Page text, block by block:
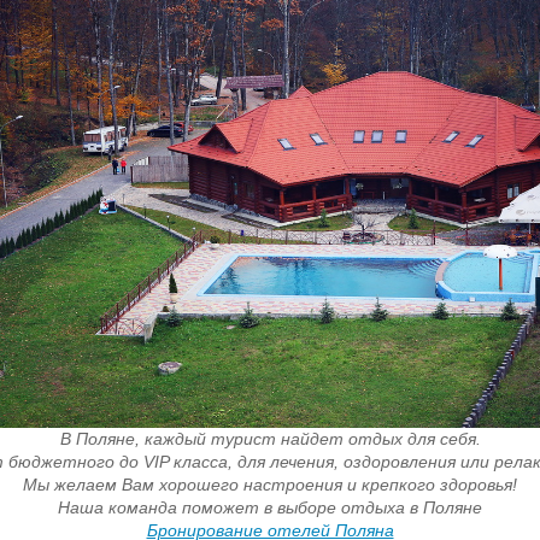
В Поляне, каждый турист найдет отдых для себя.
до VIP класса, для лечения, оздоровления или
Мы желаем Вам хорошего настроения и крепкого здоровья!
Наша команда поможет в выборе отдыха в Поляне
Бронирование отелей Поляна